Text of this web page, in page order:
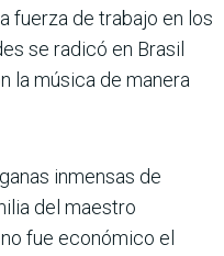
fuerza de trabajo en los
se radicó en Brasil
la música de manera
inmensas de
del maestro
fue económico el